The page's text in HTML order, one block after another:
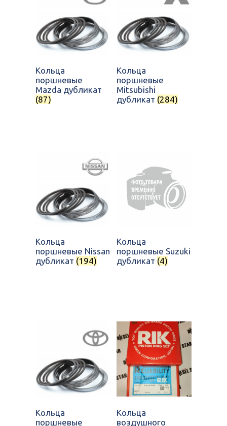
Кольца
поршневые
Mazda дубликат
(87)
Кольца
поршневые
Mitsubishi
дубликат (284)
Кольца
поршневые Nissan
дубликат (194)
Кольца
поршневые Suzuki
дубликат (4)
Кольца
поршневые
Кольца
воздушного